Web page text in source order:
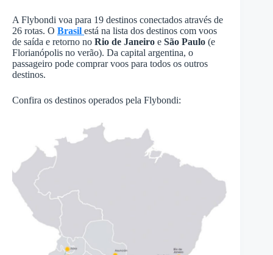
A Flybondi voa para 19 destinos conectados através de
26 rotas. O Brasil está na lista dos destinos com voos
de saída e retorno no Rio de Janeiro e São Paulo (e
Florianópolis no verão). Da capital argentina, o
passageiro pode comprar voos para todos os outros
destinos.
Confira os destinos operados pela Flybondi: